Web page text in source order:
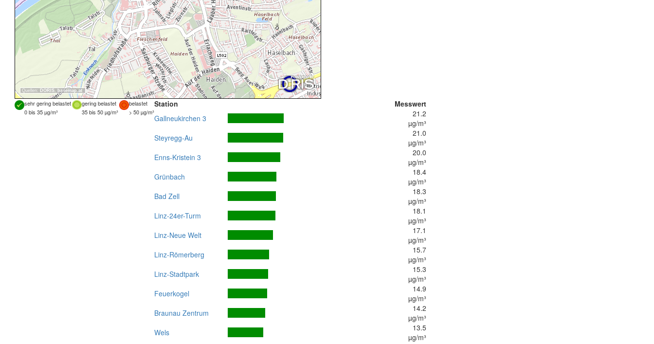
Quellen: DORIS, basemap.at
sehr gering belastet gering belastet
belastet
0 bis 35 µg/m³
35 bis 50 µg/m³ > 50 µg/m³
Station
Messwert
Gallneukirchen 3
21.2
µg/m³
Steyregg-Au
21.0
µg/m³
Enns-Kristein 3
20.0
µg/m³
Grünbach
18.4
µg/m³
Bad Zell
18.3
µg/m³
Linz-24er-Turm
18.1
µg/m³
Linz-Neue Welt
17.1
µg/m³
Linz-Römerberg
15.7
µg/m³
Linz-Stadtpark
15.3
µg/m³
Feuerkogel
14.9
µg/m³
Braunau Zentrum
14.2
µg/m³
Wels
13.5
µg/m³